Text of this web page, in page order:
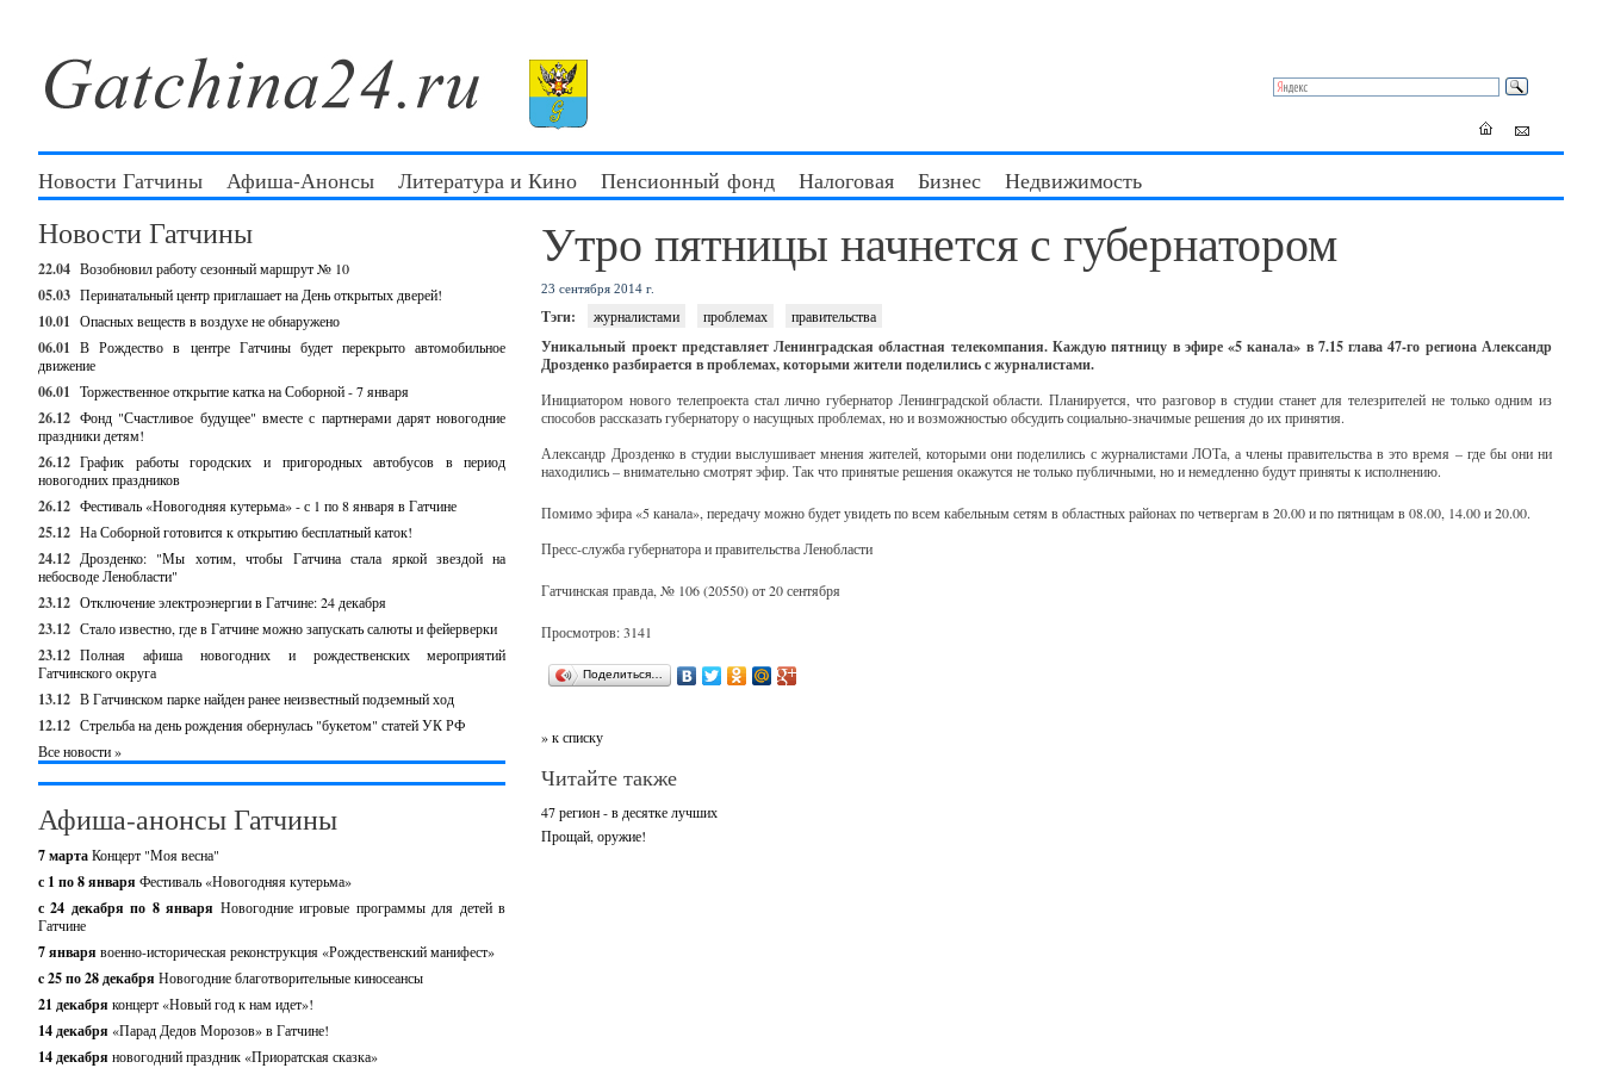
Новости Гатчины Афиша-Анонсы Литература и Кино Пенсионный фонд Налоговая Бизнес Недвижимость
Новости Гатчины
22.04 Возобновил работу сезонный маршрут № 10
05.03 Перинатальный центр приглашает на День открытых дверей!
10.01 Опасных веществ в воздухе не обнаружено
06.01 В Рождество в центре Гатчины будет перекрыто автомобильное
движение
06.01 Торжественное открытие катка на Соборной - 7 января
26.12 Фонд "Счастливое будущее" вместе с партнерами дарят новогодние
праздники детям!
26.12 График работы городских и пригородных автобусов в период
новогодних праздников
26.12 Фестиваль «Новогодняя кутерьма» - с 1 по 8 января в Гатчине
25.12 На Соборной готовится к открытию бесплатный каток!
24.12 Дрозденко: "Мы хотим, чтобы Гатчина стала яркой звездой на
небосводе Ленобласти"
23.12 Отключение электроэнергии в Гатчине: 24 декабря
23.12 Стало известно, где в Гатчине можно запускать салюты и фейерверки
23.12 Полная афиша новогодних и рождественских мероприятий
Гатчинского округа
13.12 В Гатчинском парке найден ранее неизвестный подземный ход
12.12 Стрельба на день рождения обернулась "букетом" статей УК РФ
Все новости »
Афиша-анонсы Гатчины
7 мартаКонцерт "Моя весна"
с 1 по 8 января Фестиваль «Новогодняя кутерьма»
с 24 декабря по 8 января Новогодние игровые программы для детей в
Гатчине
7 января военно-историческая реконструкция «Рождественский манифест»
c 25 по 28 декабря Новогодние благотворительные киносеансы
21 декабря концерт «Новый год к нам идет»!
14 декабря «Парад Дедов Морозов» в Гатчине!
14 декабря новогодний праздник «Приоратская сказка»
Утро пятницы начнется с губернатором
23 сентября 2014 г.
Тэги: журналистами проблемах правительства
Уникальный проект представляет Ленинградская областная телекомпания. Каждую пятницу в эфире «5 канала» в 7.15 глава 47-го региона Александр
Дрозденко разбирается в проблемах, которыми жители поделились с журналистами.
Инициатором нового телепроекта стал лично губернатор Ленинградской области. Планируется, что разговор в студии станет для телезрителей не только одним из
способов рассказать губернатору о насущных проблемах, но и возможностью обсудить социально-значимые решения до их принятия.
Александр Дрозденко в студии выслушивает мнения жителей, которыми они поделились с журналистами ЛОТа, а члены правительства в это время – где бы они ни
находились – внимательно смотрят эфир. Так что принятые решения окажутся не только публичными, но и немедленно будут приняты к исполнению.
Помимо эфира «5 канала», передачу можно будет увидеть по всем кабельным сетям в областных районах по четвергам в 20.00 и по пятницам в 08.00, 14.00 и 20.00.
Пресс-служба губернатора и правительства Ленобласти
Гатчинская правда, № 106 (20550) от 20 сентября
Просмотров: 3141
Поделиться…
» к списку
Читайте также
47 регион - в десятке лучших
Прощай, оружие!